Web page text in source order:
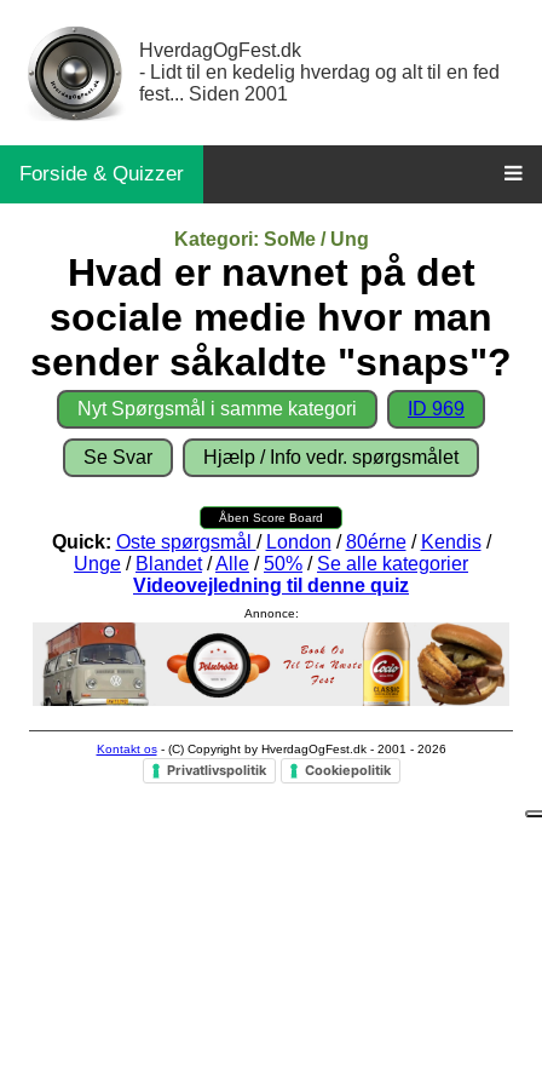
HverdagOgFest.dk
- Lidt til en kedelig hverdag og alt til en fed
fest... Siden 2001
Forside & Quizzer
Kategori: SoMe / Ung
Hvad er navnet på det
sociale medie hvor man
sender såkaldte "snaps"?
Nyt Spørgsmål i samme kategori ID 969
Se Svar Hjælp / Info vedr. spørgsmålet
Åben Score Board
Quick: Oste spørgsmål / London /80érne/ Kendis/
Unge / Blandet/Alle /50% / Se alle kategorier
Videovejledning til denne quiz
Annonce:
Kontakt os- (C) Copyright by HverdagOgFest.dk - 2001 - 2026
Privatlivspolitik Cookiepolitik